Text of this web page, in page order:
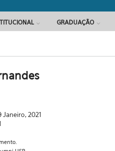
GRADUAÇÃO
2021